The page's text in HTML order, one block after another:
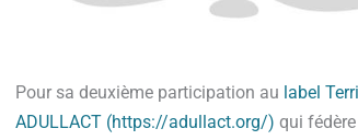
Pour sa deuxième participation au label
ADULLACT (https://adullact.org/) qui